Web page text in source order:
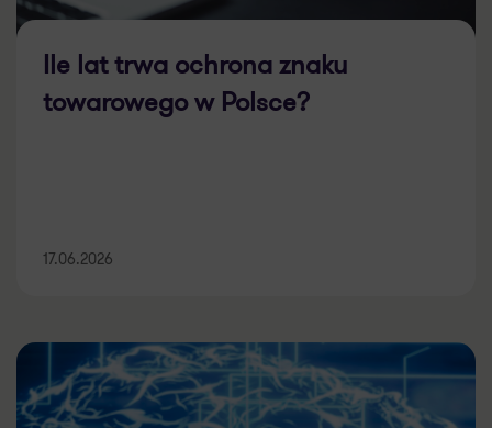
Ile lat trwa ochrona znaku
towarowego w Polsce?
17.06.2026